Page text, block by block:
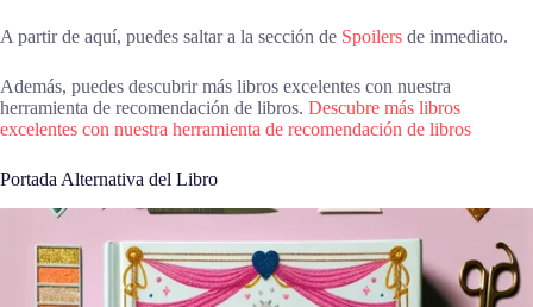
A partir de aquí, puedes saltar a la sección de Spoilers de inmediato.
Además, puedes descubrir más libros excelentes con nuestra
herramienta de recomendación de libros. Descubre más libros
excelentes con nuestra herramienta de recomendación de libros
Portada Alternativa del Libro